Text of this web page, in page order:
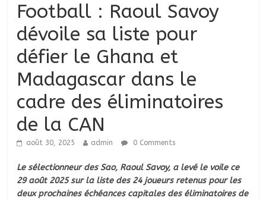
Football : Raoul Savoy
dévoile sa liste pour
défier le Ghana et
Madagascar dans le
cadre des éliminatoires
de la CAN
août 30, 2025 admin 0 Comments
Le sélectionneur des Sao, Raoul Savoy, a levé le voile ce
29 août 2025 sur la liste des 24 joueurs retenus pour les
deux prochaines échéances capitales des éliminatoires de